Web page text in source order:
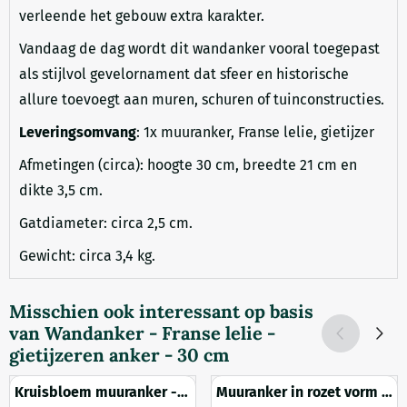
verleende het gebouw extra karakter.
Vandaag de dag wordt dit wandanker vooral toegepast
als stijlvol gevelornament dat sfeer en historische
allure toevoegt aan muren, schuren of tuinconstructies.
Leveringsomvang: 1x muuranker, Franse lelie, gietijzer
Afmetingen (circa): hoogte 30 cm, breedte 21 cm en
dikte 3,5 cm.
Gatdiameter: circa 2,5 cm.
Gewicht: circa 3,4 kg.
Misschien ook interessant op basis
van Wandanker - Franse lelie -
gietijzeren anker - 30 cm
Kruisbloem muuranker -
Muuranker in rozet vorm -